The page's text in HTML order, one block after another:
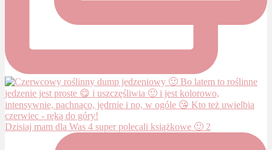
Dzisiaj mam dla Was 4 super polecali książkowe 🙂 2